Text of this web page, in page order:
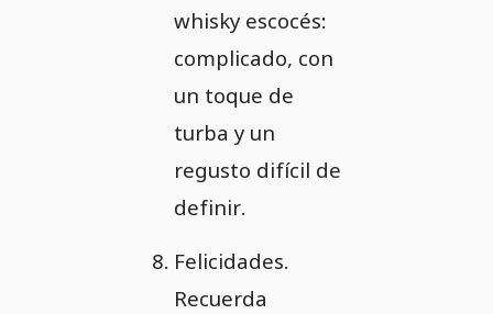
whisky escocés:
complicado, con
un toque de
turba y un
regusto difícil de
definir.
Felicidades.
Recuerda